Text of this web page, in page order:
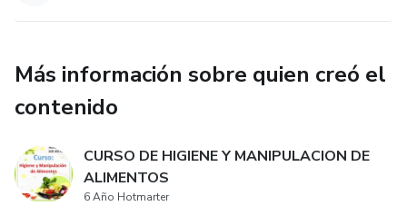
Más información sobre quien creó el
contenido
CURSO DE HIGIENE Y MANIPULACION DE
ALIMENTOS
6 Año Hotmarter